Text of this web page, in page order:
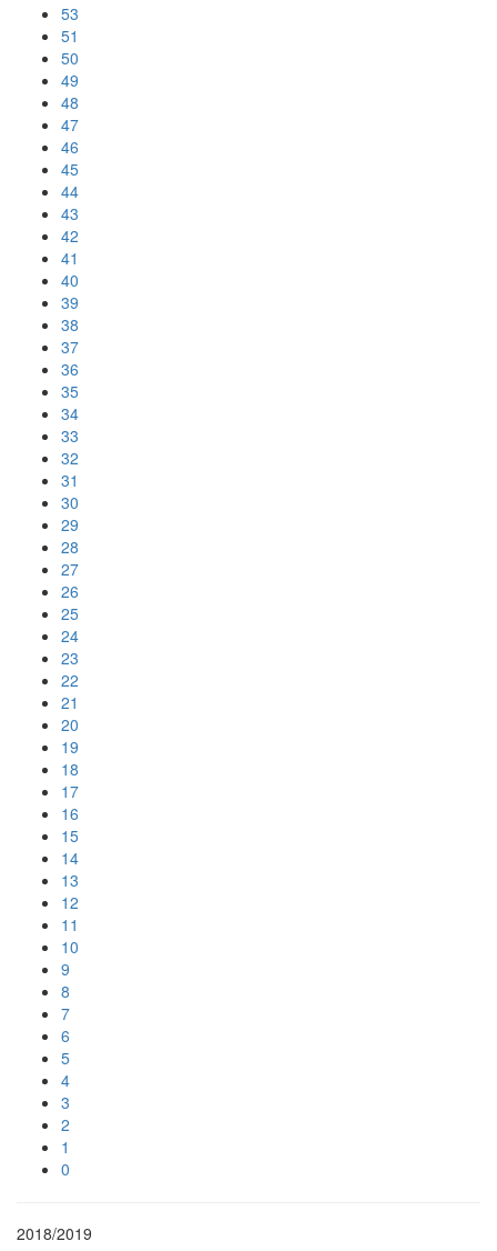
53
51
50
49
48
47
46
45
44
43
42
41
40
39
38
37
36
35
34
33
32
31
30
29
28
27
26
25
24
23
22
21
20
19
18
17
16
15
14
13
12
11
10
9
8
7
6
5
4
3
2
1
0
2018/2019